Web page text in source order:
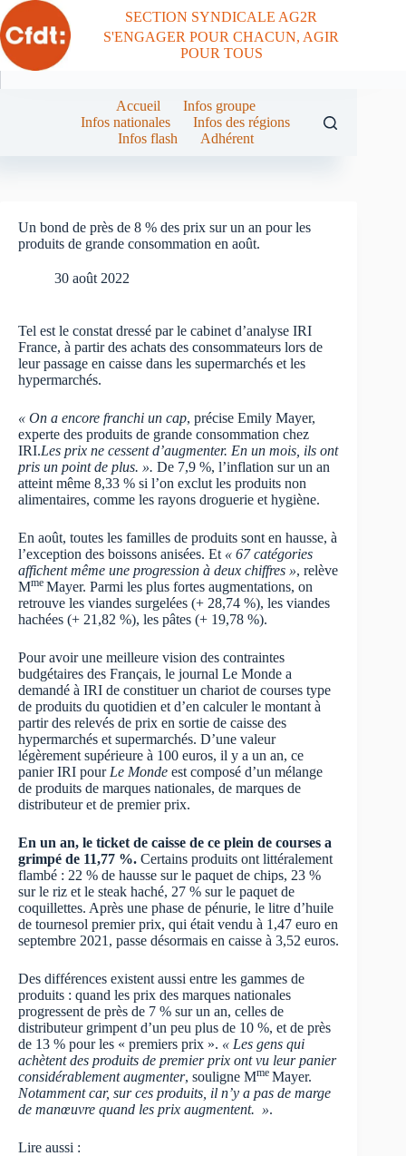
Passer
au
contenu
SECTION SYNDICALE AG2R
S'ENGAGER POUR CHACUN, AGIR
POUR TOUS
Accueil
Infos groupe
Infos nationales
Infos des régions
Infos flash
Adhérent
Un bond de près de 8 % des prix sur un an pour les
produits de grande consommation en août.
30 août 2022
Tel est le constat dressé par le cabinet d’analyse IRI
France, à partir des achats des consommateurs lors de
leur passage en caisse dans les supermarchés et les
hypermarchés.
« On a encore franchi un cap, précise Emily Mayer,
experte des produits de grande consommation chez
IRI.Les prix ne cessent d’augmenter. En un mois, ils ont
pris un point de plus. ». De 7,9 %, l’inflation sur un an
atteint même 8,33 % si l’on exclut les produits non
alimentaires, comme les rayons droguerie et hygiène.
En août, toutes les familles de produits sont en hausse, à
l’exception des boissons anisées. Et « 67 catégories
affichent même une progression à deux chiffres », relève
Mme Mayer. Parmi les plus fortes augmentations, on
retrouve les viandes surgelées (+ 28,74 %), les viandes
hachées (+ 21,82 %), les pâtes (+ 19,78 %).
Pour avoir une meilleure vision des contraintes
budgétaires des Français, le journal Le Monde a
demandé à IRI de constituer un chariot de courses type
de produits du quotidien et d’en calculer le montant à
partir des relevés de prix en sortie de caisse des
hypermarchés et supermarchés. D’une valeur
légèrement supérieure à 100 euros, il y a un an, ce
panier IRI pour Le Monde est composé d’un mélange
de produits de marques nationales, de marques de
distributeur et de premier prix.
En un an, le ticket de caisse de ce plein de courses a
grimpé de 11,77 %. Certains produits ont littéralement
flambé : 22 % de hausse sur le paquet de chips, 23 %
sur le riz et le steak haché, 27 % sur le paquet de
coquillettes. Après une phase de pénurie, le litre d’huile
de tournesol premier prix, qui était vendu à 1,47 euro en
septembre 2021, passe désormais en caisse à 3,52 euros.
Des différences existent aussi entre les gammes de
produits : quand les prix des marques nationales
progressent de près de 7 % sur un an, celles de
distributeur grimpent d’un peu plus de 10 %, et de près
de 13 % pour les « premiers prix ». « Les gens qui
achètent des produits de premier prix ont vu leur panier
considérablement augmenter, souligne Mme Mayer.
Notamment car, sur ces produits, il n’y a pas de marge
de manœuvre quand les prix augmentent. ».
Lire aussi :